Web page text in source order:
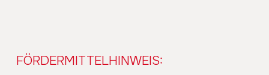
FÖRDERMITTELHINWEIS: